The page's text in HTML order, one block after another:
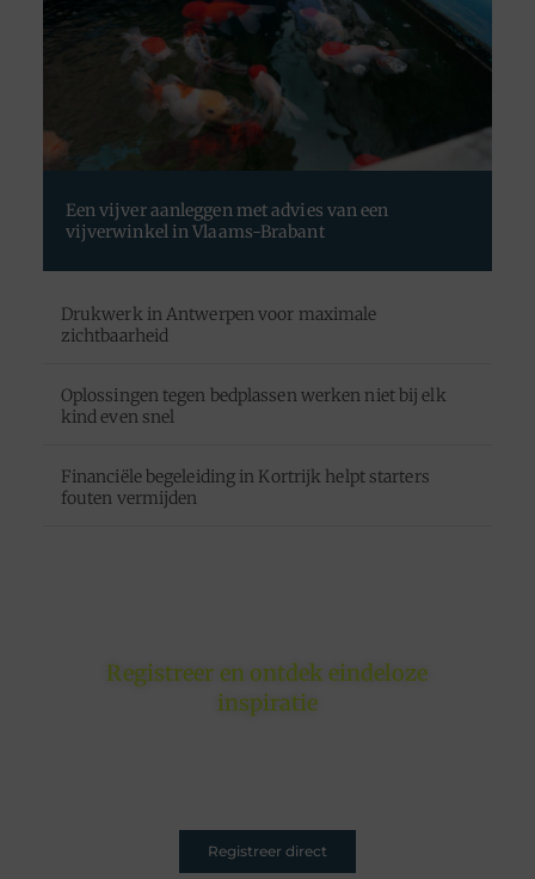
Een vijver aanleggen met advies van een
vijverwinkel in Vlaams-Brabant
Drukwerk in Antwerpen voor maximale
zichtbaarheid
Oplossingen tegen bedplassen werken niet bij elk
kind even snel
Financiële begeleiding in Kortrijk helpt starters
fouten vermijden
Registreer en ontdek eindeloze
inspiratie
Registreer direct